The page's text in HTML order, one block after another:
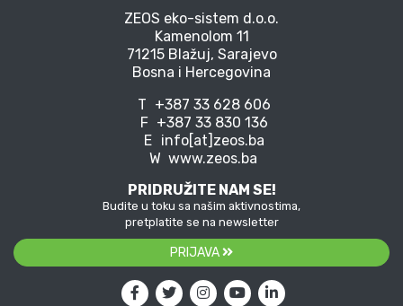
ZEOS eko-sistem d.o.o.
Kamenolom 11
71215 Blažuj, Sarajevo
Bosna i Hercegovina
T +387 33 628 606
F +387 33 830 136
E info[at]zeos.ba
W www.zeos.ba
PRIDRUŽITE NAM SE!
Budite u toku sa našim aktivnostima,
pretplatite se na newsletter
PRIJAVA